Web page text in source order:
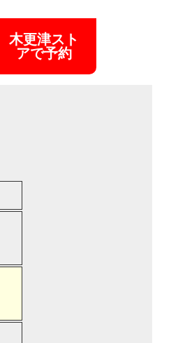
木更津スト
アで予約